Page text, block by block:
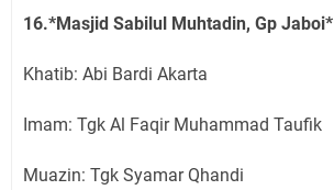
16.*Masjid Sabilul Muhtadin, Gp Jaboi*
Khatib: Abi Bardi Akarta
Imam: Tgk Al Faqir Muhammad Taufik
Muazin: Tgk Syamar Qhandi